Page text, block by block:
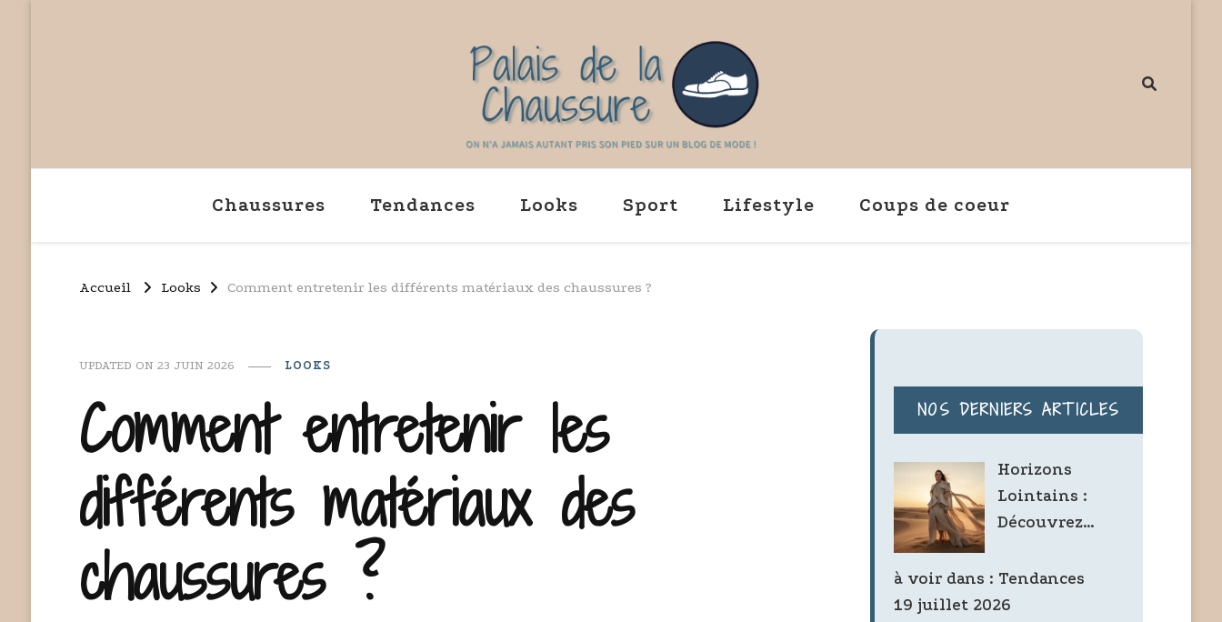
Palaisdelachaussure
On na jamais autant pris son pied sur un blog de mode
Chaussures Tendances Looks Sport Lifestyle Coups de coeur
Accueil Looks Comment entretenir les différents matériaux des chaussures ?
UPDATED ON 23 JUIN 2026 LOOKS
Comment entretenir les
différents matériaux des
chaussures ?
NOS DERNIERS ARTICLES
Horizons
Lointains :
Découvrez…
à voir dans : Tendances
19 juillet 2026